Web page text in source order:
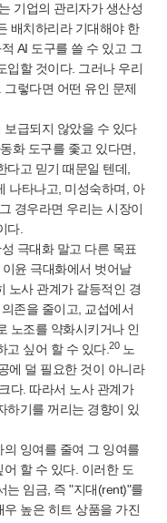
기업의 관리자가 생산성
배치하리라 기대해야 한
AI 도구를 쓸 수 있고 그
입할 것이다. 그러나 우리
렇다면 어떤 유인 문제
급되지 않았을 수 있다
화 도구를 좇고 있다면,
고 믿기 때문일 텐데,
나타나고, 미성숙하며, 아
경우라면 우리는 시장이
다.
극대화 말고 다른 목표
윤 극대화에서 벗어날
노사 관계가 갈등적인 경
존을 줄이고, 교섭에서
노조를 약화시키거나 인
고 싶어 할 수 있다. 20노
에 덜 필요한 것이 아니라
다. 따라서 노사 관계가
하기를 꺼리는 경향이 있
잉여를 줄여 그 잉여를
할 수 있다. 이러한 도
는 임금, 즉 "지대(rent)"를
높은 히트 상품을 가진